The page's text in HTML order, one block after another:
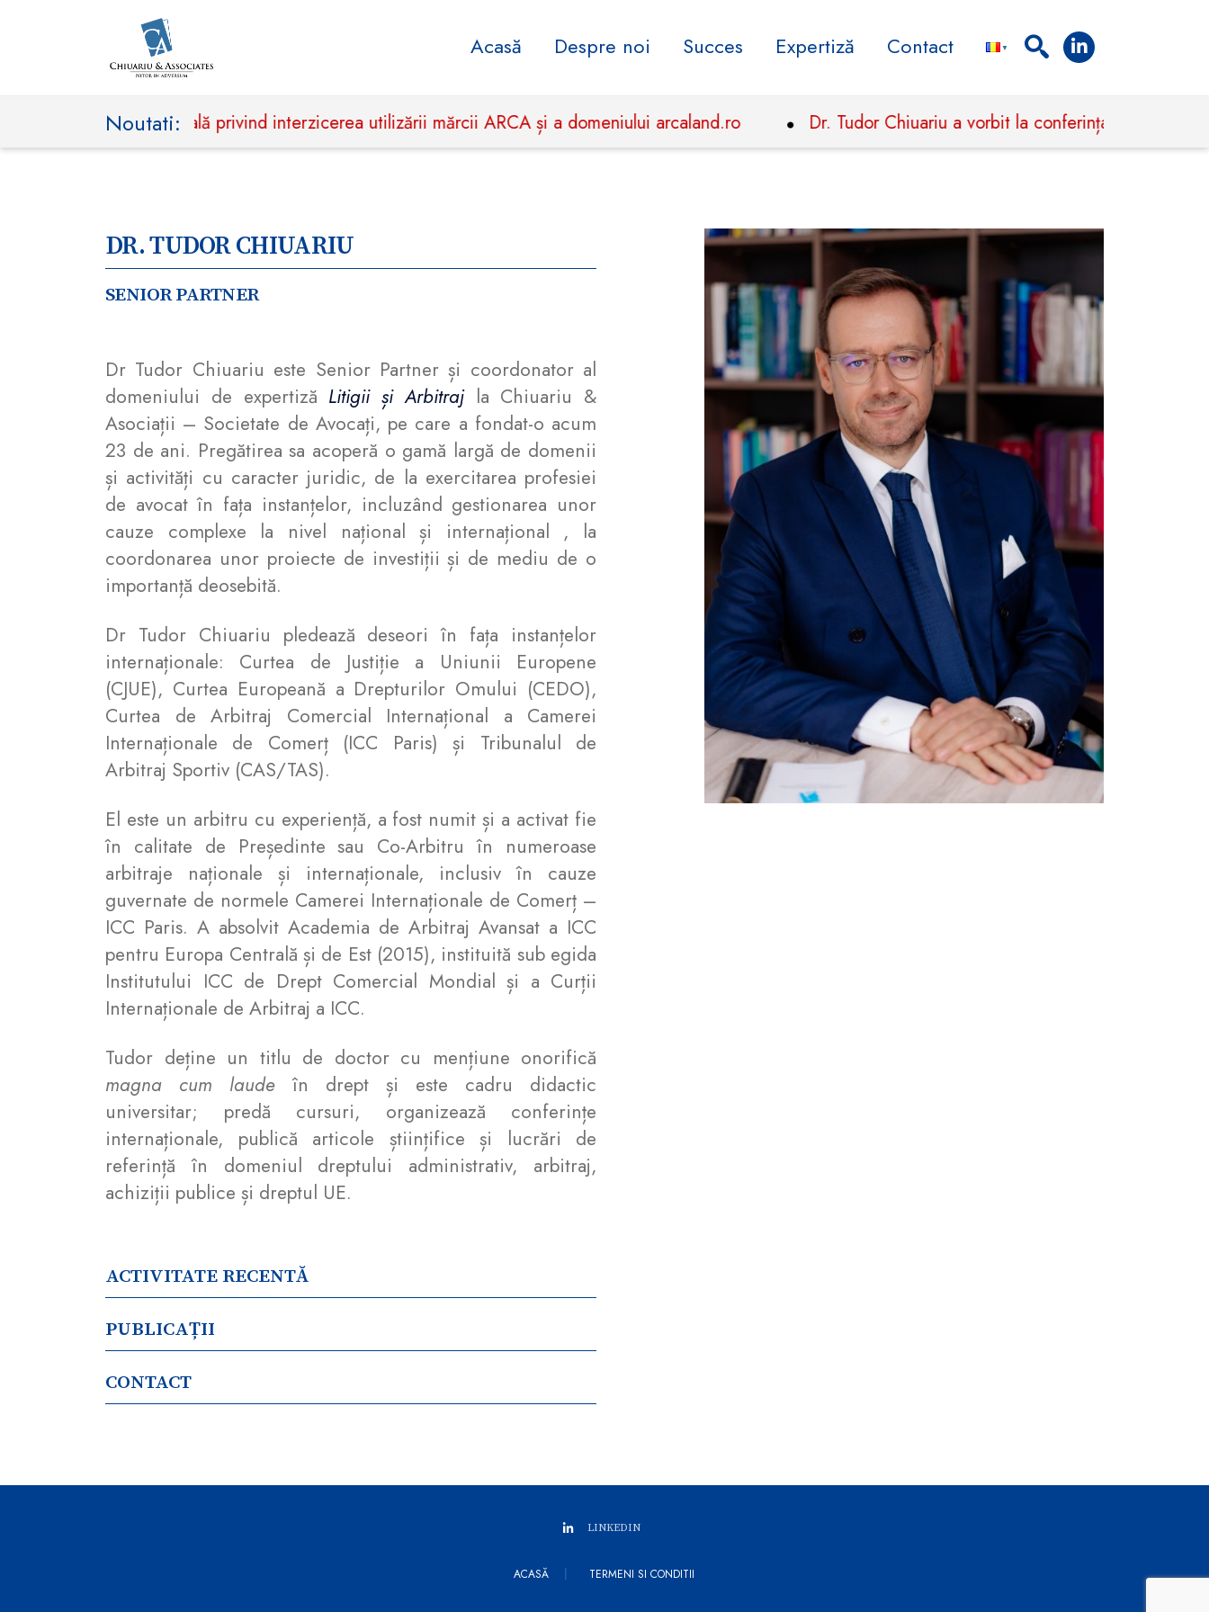
Acasă Despre noi Succes Expertiză Contact
Noutati:
președințială privind interzicerea utilizării mărcii ARCA și a domeniului arcaland.ro Dr. Tudor Chiuariu a vorbit la conferința Wolters Kluwer
DR. TUDOR CHIUARIU
SENIOR PARTNER
Dr Tudor Chiuariu este Senior Partner și coordonator al
domeniului de expertiză Litigii și Arbitrajla Chiuariu &
Asociații – Societate de Avocați, pe care a fondat-o acum
23 de ani. Pregătirea sa acoperă o gamă largă de domenii
și activități cu caracter juridic, de la exercitarea profesiei
de avocat în fața instanțelor, incluzând gestionarea unor
cauze complexe la nivel național și internațional , la
coordonarea unor proiecte de investiții și de mediu de o
importanță deosebită.
Dr Tudor Chiuariu pledează deseori în fața instanțelor
internaționale: Curtea de Justiție a Uniunii Europene
(CJUE), Curtea Europeană a Drepturilor Omului (CEDO),
Curtea de Arbitraj Comercial Internațional a Camerei
Internaționale de Comerț (ICC Paris) și Tribunalul de
Arbitraj Sportiv (CAS/TAS).
El este un arbitru cu experiență, a fost numit și a activat fie
în calitate de Președinte sau Co-Arbitru în numeroase
arbitraje naționale și internaționale, inclusiv în cauze
guvernate de normele Camerei Internaționale de Comerț –
ICC Paris. A absolvit Academia de Arbitraj Avansat a ICC
pentru Europa Centrală și de Est (2015), instituită sub egida
Institutului ICC de Drept Comercial Mondial și a Curții
Internaționale de Arbitraj a ICC.
Tudor deține un titlu de doctor cu mențiune onorifică
magna cum laude în drept și este cadru didactic
universitar; predă cursuri, organizează conferințe
internaționale, publică articole științifice și lucrări de
referință în domeniul dreptului administrativ, arbitraj,
achiziții publice și dreptul UE.
ACTIVITATE RECENTĂ
PUBLICAȚII
CONTACT
LINKEDIN
ACASĂ TERMENI SI CONDITII